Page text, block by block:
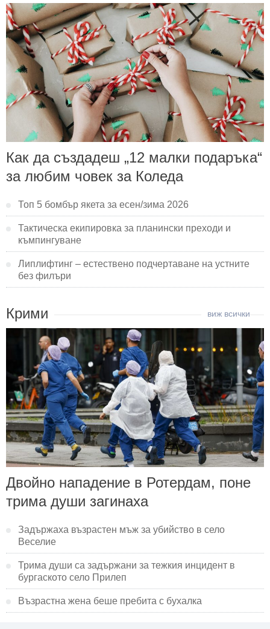
Как да създадеш „12 малки подаръка“
за любим човек за Коледа
Топ 5 бомбър якета за есен/зима 2026
Тактическа екипировка за планински преходи и
къмпингуване
Липлифтинг – естествено подчертаване на устните
без филъри
Крими
Двойно нападение в Ротердам, поне
трима души загинаха
Задържаха възрастен мъж за убийство в село
Веселие
Трима души са задържани за тежкия инцидент в
бургаското село Прилеп
Възрастна жена беше пребита с бухалка